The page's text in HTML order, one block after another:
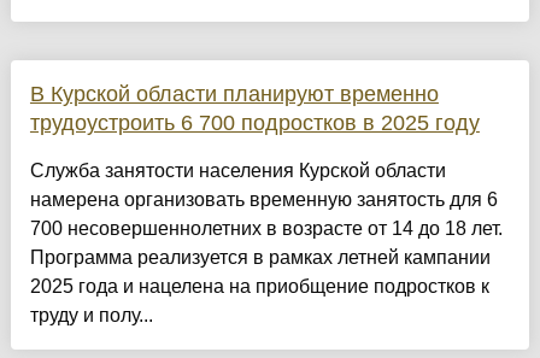
В Курской области планируют временно
трудоустроить 6 700 подростков в 2025 году
Служба занятости населения Курской области
намерена организовать временную занятость для 6
700 несовершеннолетних в возрасте от 14 до 18 лет.
Программа реализуется в рамках летней кампании
2025 года и нацелена на приобщение подростков к
труду и полу...